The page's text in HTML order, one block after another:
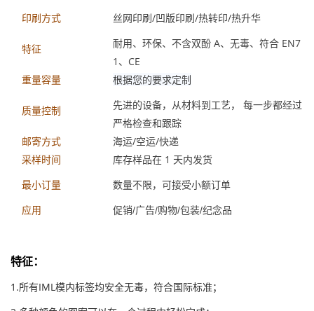
印刷方式 丝网印刷/凹版印刷/热转印/热升华
特征
耐用、环保、不含双酚 A、无毒、符合 EN7
1、CE
重量容量 根据您的要求定制
质量控制
先进的设备，从材料到工艺， 每一步都经过
严格检查和跟踪
邮寄方式 海运/空运/快递
采样时间 库存样品在 1 天内发货
最小订量 数量不限，可接受小额订单
应用 促销/广告/购物/包装/纪念品
特征：
1.所有IML模内标签均安全无毒，符合国际标准；